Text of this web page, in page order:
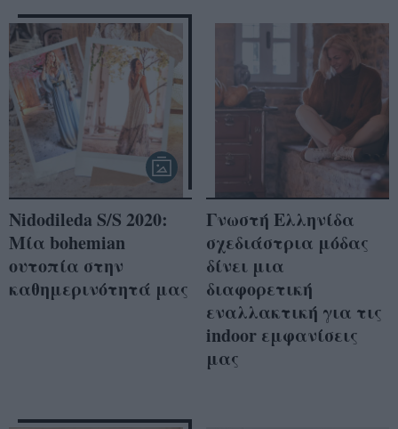
Nidodileda S/S 2020:
Μία bohemian
ουτοπία στην
καθημερινότητά μας
Γνωστή Ελληνίδα
σχεδιάστρια μόδας
δίνει μια
διαφορετική
εναλλακτική για τις
indoor εμφανίσεις
μας